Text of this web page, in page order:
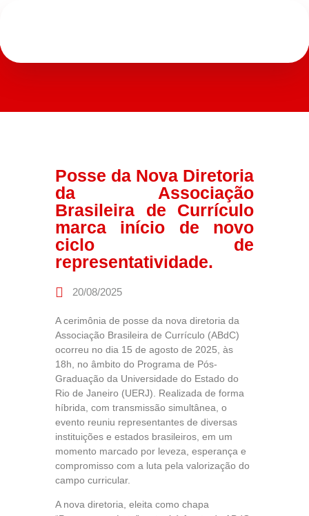
Posse da Nova Diretoria
da Associação
Brasileira de Currículo
marca início de novo
ciclo de
representatividade.
20/08/2025
A cerimônia de posse da nova diretoria da
Associação Brasileira de Currículo (ABdC)
ocorreu no dia 15 de agosto de 2025, às
18h, no âmbito do Programa de Pós-
Graduação da Universidade do Estado do
Rio de Janeiro (UERJ). Realizada de forma
híbrida, com transmissão simultânea, o
evento reuniu representantes de diversas
instituições e estados brasileiros, em um
momento marcado por leveza, esperança e
compromisso com a luta pela valorização do
campo curricular.
A nova diretoria, eleita como chapa